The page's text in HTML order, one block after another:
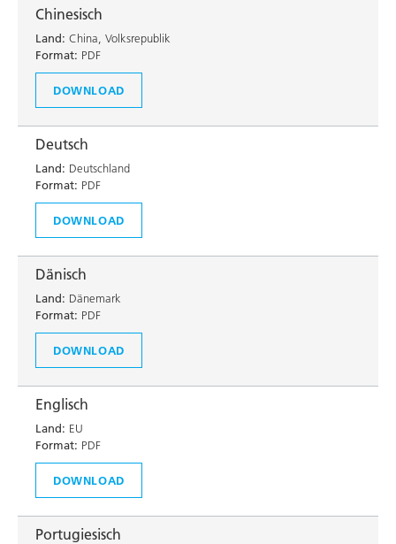
Chinesisch
Land: China, Volksrepublik
Format: PDF
DOWNLOAD
Deutsch
Land: Deutschland
Format: PDF
DOWNLOAD
Dänisch
Land: Dänemark
Format: PDF
DOWNLOAD
Englisch
Land: EU
Format: PDF
DOWNLOAD
Portugiesisch